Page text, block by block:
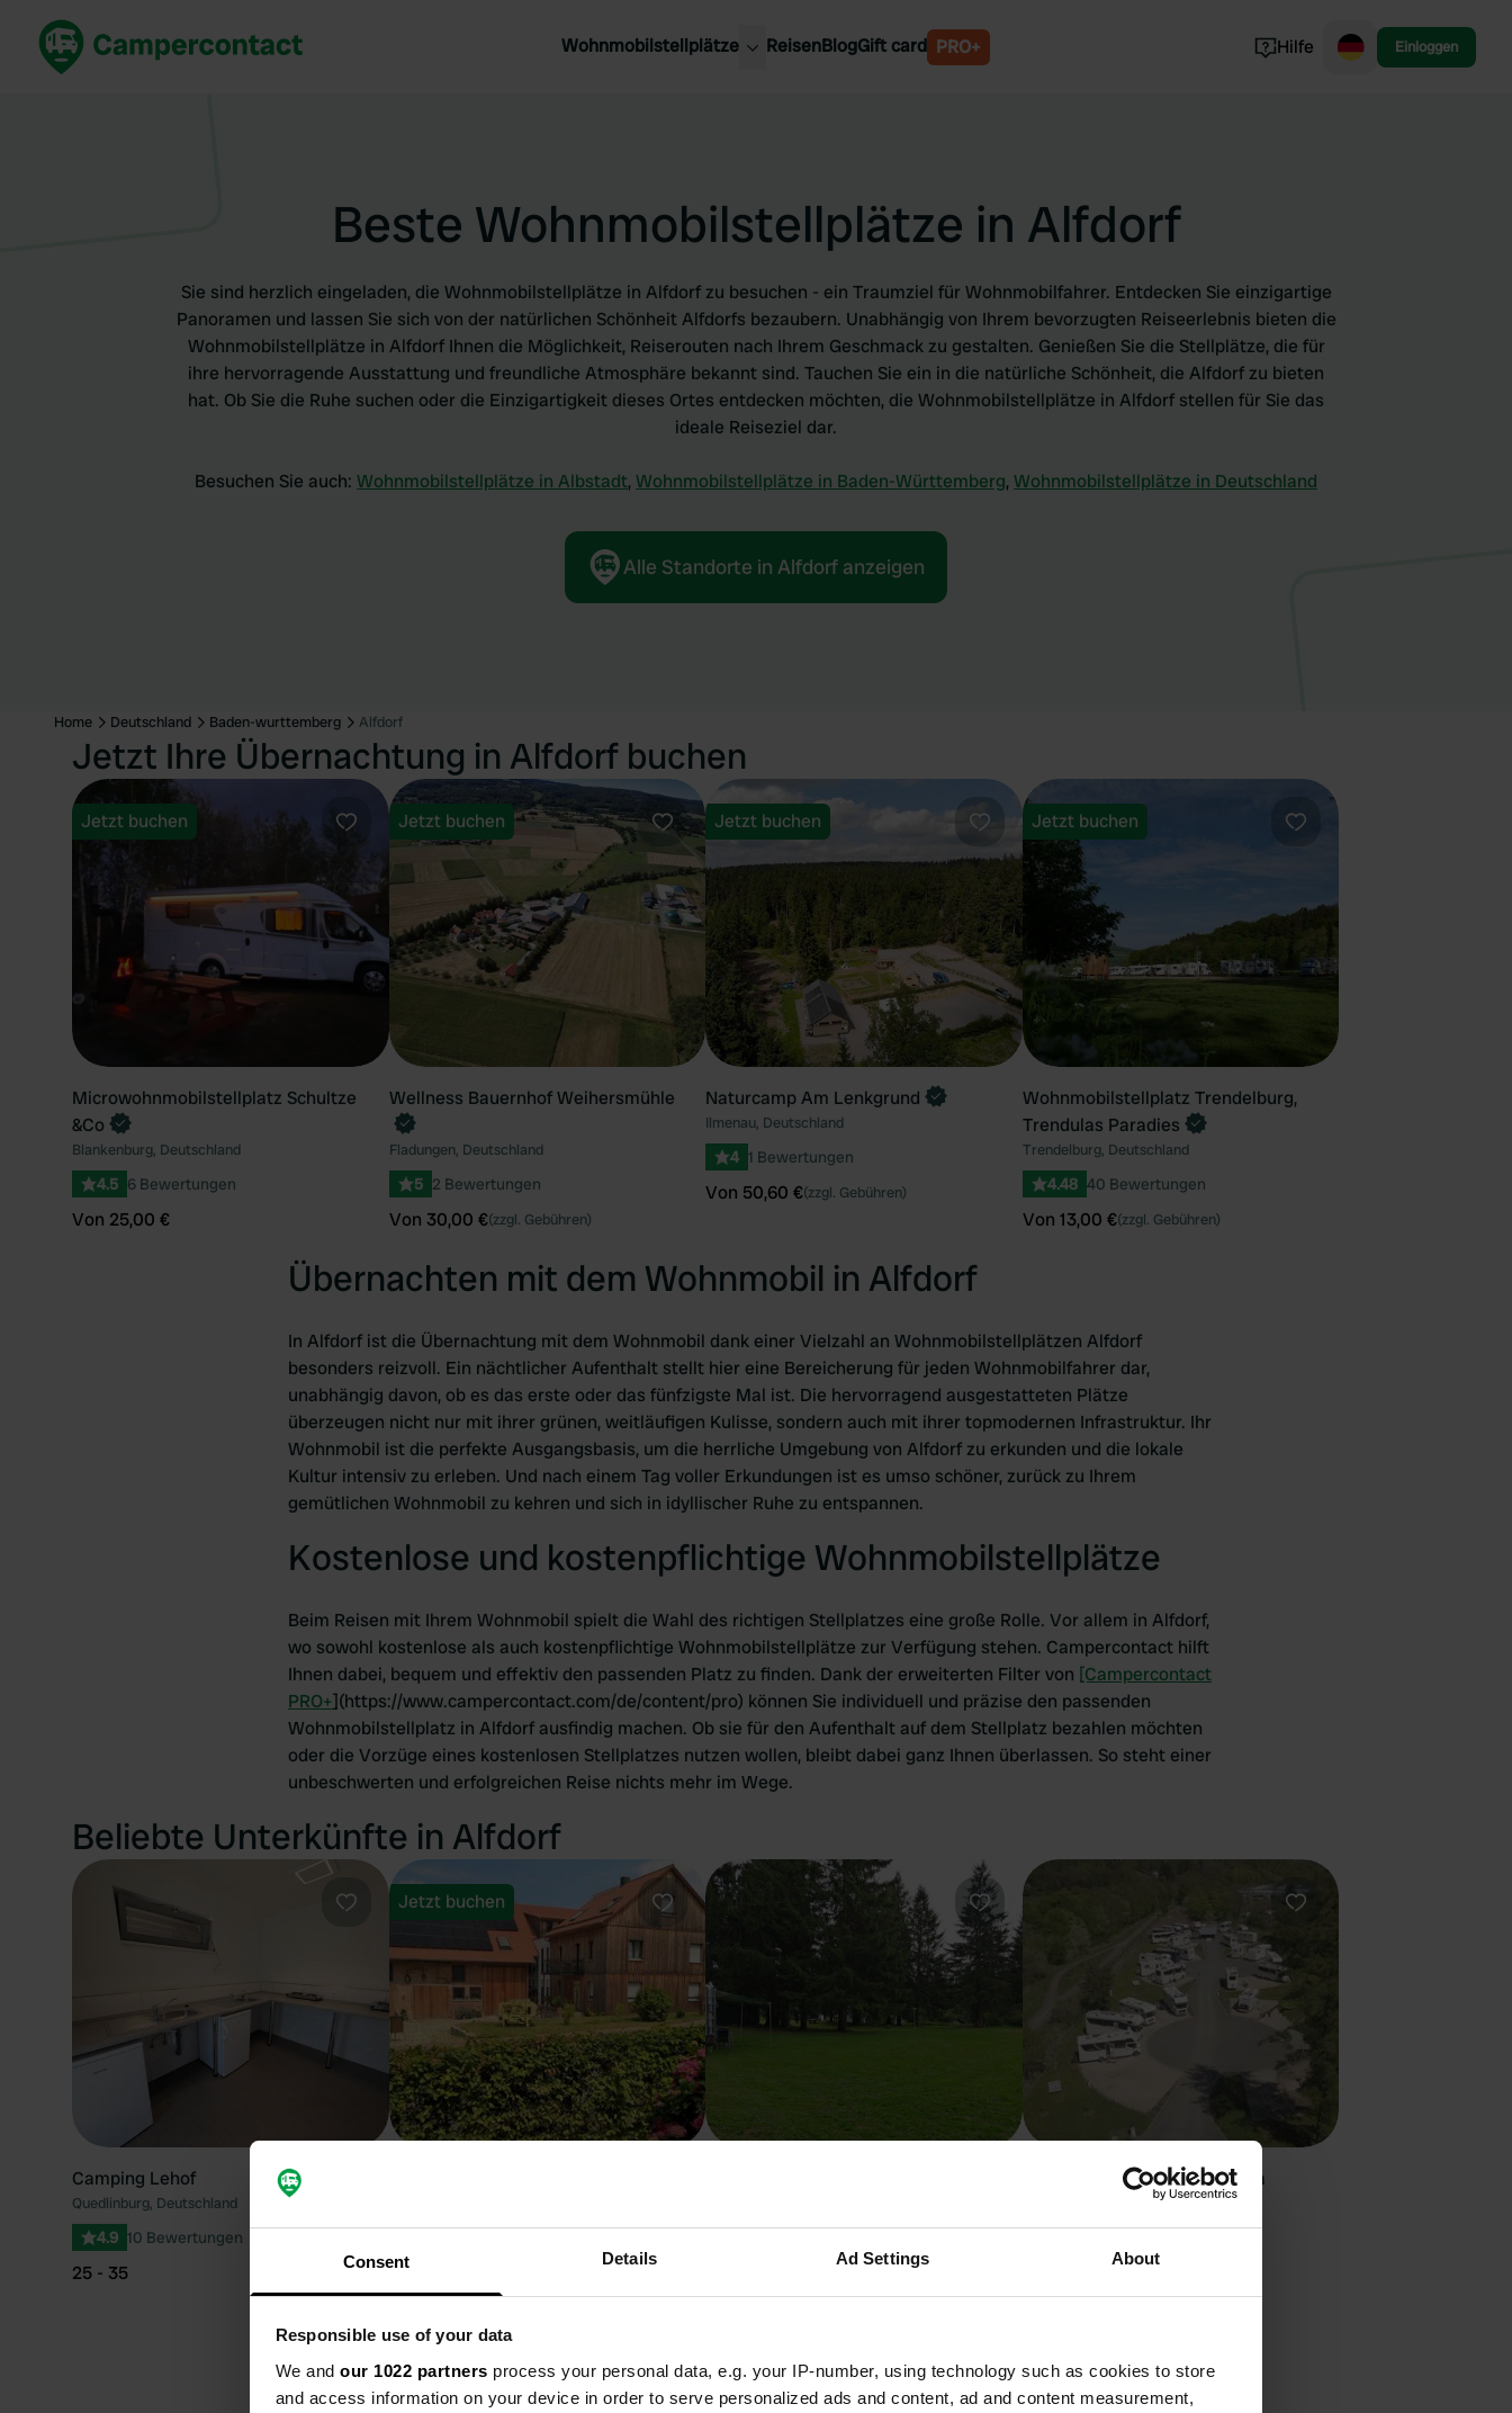
Consent Details Ad Settings About
Responsible use of your data
We and our 1022 partners process your personal data, e.g. your IP-number, using technology such as cookies to store
and access information on your device in order to serve personalized ads and content, ad and content measurement,
Wohnmobilstellplätze
Sicher buchen
Alle ansehen...
Frankreich
Italien
Schweden
ReisenBlogGift card PRO+ Hilfe Einloggen
Beste Wohnmobilstellplätze in Alfdorf
Sie sind herzlich eingeladen, die Wohnmobilstellplätze in Alfdorf zu besuchen - ein Traumziel für Wohnmobilfahrer. Entdecken Sie einzigartige
Panoramen und lassen Sie sich von der natürlichen Schönheit Alfdorfs bezaubern. Unabhängig von Ihrem bevorzugten Reiseerlebnis bieten die
Wohnmobilstellplätze in Alfdorf Ihnen die Möglichkeit, Reiserouten nach Ihrem Geschmack zu gestalten. Genießen Sie die Stellplätze, die für
ihre hervorragende Ausstattung und freundliche Atmosphäre bekannt sind. Tauchen Sie ein in die natürliche Schönheit, die Alfdorf zu bieten
hat. Ob Sie die Ruhe suchen oder die Einzigartigkeit dieses Ortes entdecken möchten, die Wohnmobilstellplätze in Alfdorf stellen für Sie das
ideale Reiseziel dar.
Besuchen Sie auch: Wohnmobilstellplätze in Albstadt, Wohnmobilstellplätze in Baden-Württemberg, Wohnmobilstellplätze in Deutschland
Alle Standorte in Alfdorf anzeigen
Home Deutschland Baden-wurttemberg Alfdorf
Jetzt Ihre Übernachtung in Alfdorf buchen
Favorit
Jetzt buchen
Microwohnmobilstellplatz Schultze
&Co
Blankenburg, Deutschland
4.5 6 Bewertungen
Von 25,00 €
Favorit
Jetzt buchen
Wellness Bauernhof Weihersmühle
Fladungen, Deutschland
5 2 Bewertungen
Von 30,00 €(zzgl. Gebühren)
Favorit
Jetzt buchen
Naturcamp Am Lenkgrund
Ilmenau, Deutschland
4 1 Bewertungen
Von 50,60 €(zzgl. Gebühren)
Jetzt buchen
Wohnmobilstellplatz Trendelburg,
Trendulas Paradies
Trendelburg, Deutschland
4.48 40 Bewertungen
Von 13,00 €(zzgl. Gebühren)
Übernachten mit dem Wohnmobil in Alfdorf
In Alfdorf ist die Übernachtung mit dem Wohnmobil dank einer Vielzahl an Wohnmobilstellplätzen Alfdorf
besonders reizvoll. Ein nächtlicher Aufenthalt stellt hier eine Bereicherung für jeden Wohnmobilfahrer dar,
unabhängig davon, ob es das erste oder das fünfzigste Mal ist. Die hervorragend ausgestatteten Plätze
überzeugen nicht nur mit ihrer grünen, weitläufigen Kulisse, sondern auch mit ihrer topmodernen Infrastruktur. Ihr
Wohnmobil ist die perfekte Ausgangsbasis, um die herrliche Umgebung von Alfdorf zu erkunden und die lokale
Kultur intensiv zu erleben. Und nach einem Tag voller Erkundungen ist es umso schöner, zurück zu Ihrem
gemütlichen Wohnmobil zu kehren und sich in idyllischer Ruhe zu entspannen.
Kostenlose und kostenpflichtige Wohnmobilstellplätze
Beim Reisen mit Ihrem Wohnmobil spielt die Wahl des richtigen Stellplatzes eine große Rolle. Vor allem in Alfdorf,
wo sowohl kostenlose als auch kostenpflichtige Wohnmobilstellplätze zur Verfügung stehen. Campercontact hilft
Ihnen dabei, bequem und effektiv den passenden Platz zu finden. Dank der erweiterten Filter von [Campercontact
PRO+](https://www.campercontact.com/de/content/pro) können Sie individuell und präzise den passenden
Wohnmobilstellplatz in Alfdorf ausfindig machen. Ob sie für den Aufenthalt auf dem Stellplatz bezahlen möchten
oder die Vorzüge eines kostenlosen Stellplatzes nutzen wollen, bleibt dabei ganz Ihnen überlassen. So steht einer
unbeschwerten und erfolgreichen Reise nichts mehr im Wege.
Beliebte Unterkünfte in Alfdorf
Camping Lehof
Quedlinburg, Deutschland
4.9 10 Bewertungen
25 - 35
Favorit
Jetzt buchen
Von 30,00 €
Favorit
WOMO Bahnhof Friedrichroda
Friedrichroda, Deutschland
Beste Jahreszeit um Alfdorf mit dem Wohnmobil zu
besuchen